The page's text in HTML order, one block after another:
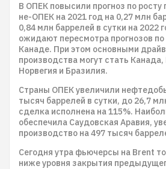
В ОПЕК повысили прогноз по росту
не-ОПЕК на 2021 год на 0,27 млн
0,84 млн баррелей в сутки на 2022
ожидают пересмотра прогнозов
Канаде. При этом основными
производства могут стать
Норвегия и Бразилия.
Страны ОПЕК увеличили
тысяч баррелей в сутки, до 26,7
сделка исполнена на 115%.
обеспечила Саудовская Аравия,
производство на 497 тысяч
Сегодня утра фьючерсы на Brent
ниже уровня закрытия